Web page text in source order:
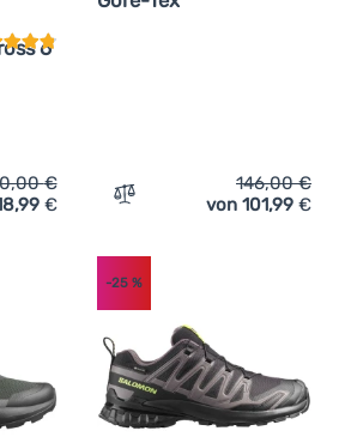
6
Laufschuhe Salomon
€
€ Zum Vergleich
146,00€
von 101,99 €
-25%